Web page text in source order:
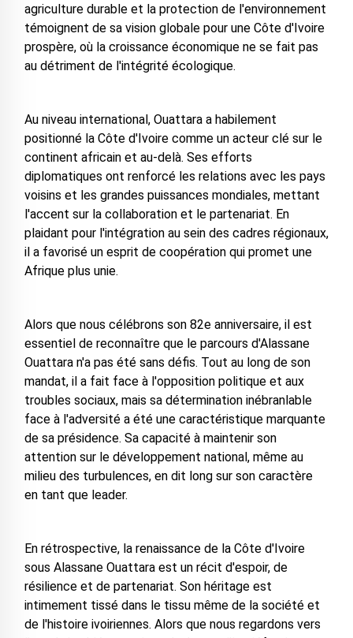
agriculture durable et la protection de l'environnement
témoignent de sa vision globale pour une Côte d'Ivoire
prospère, où la croissance économique ne se fait pas
au détriment de l'intégrité écologique.
Au niveau international, Ouattara a habilement
positionné la Côte d'Ivoire comme un acteur clé sur le
continent africain et au-delà. Ses efforts
diplomatiques ont renforcé les relations avec les pays
voisins et les grandes puissances mondiales, mettant
l'accent sur la collaboration et le partenariat. En
plaidant pour l'intégration au sein des cadres régionaux,
il a favorisé un esprit de coopération qui promet une
Afrique plus unie.
Alors que nous célébrons son 82e anniversaire, il est
essentiel de reconnaître que le parcours d'Alassane
Ouattara n'a pas été sans défis. Tout au long de son
mandat, il a fait face à l'opposition politique et aux
troubles sociaux, mais sa détermination inébranlable
face à l'adversité a été une caractéristique marquante
de sa présidence. Sa capacité à maintenir son
attention sur le développement national, même au
milieu des turbulences, en dit long sur son caractère
en tant que leader.
En rétrospective, la renaissance de la Côte d'Ivoire
sous Alassane Ouattara est un récit d'espoir, de
résilience et de partenariat. Son héritage est
intimement tissé dans le tissu même de la société et
de l'histoire ivoiriennes. Alors que nous regardons vers